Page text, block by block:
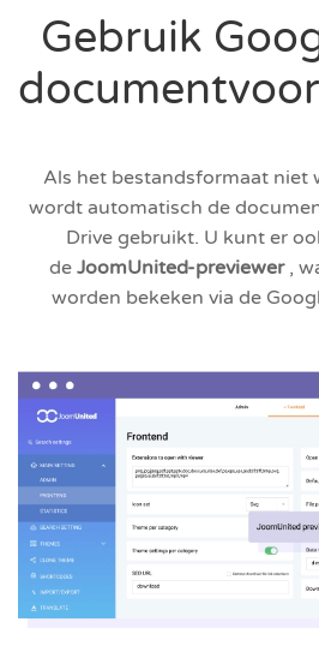
Gebruik
Als het bestandsformaat niet
wordt automatisch de
Drive gebruikt. U kunt er
de JoomUnited-previewer,
worden bekeken via de